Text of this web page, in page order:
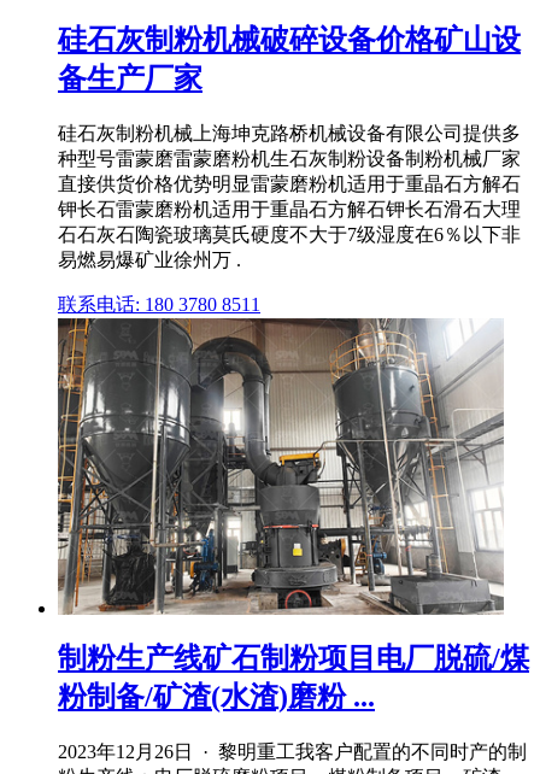
硅石灰制粉机械破碎设备价格矿山设
备生产厂家
硅石灰制粉机械上海坤克路桥机械设备有限公司提供多
种型号雷蒙磨雷蒙磨粉机生石灰制粉设备制粉机械厂家
直接供货价格优势明显雷蒙磨粉机适用于重晶石方解石
钾长石雷蒙磨粉机适用于重晶石方解石钾长石滑石大理
石石灰石陶瓷玻璃莫氏硬度不大于7级湿度在6％以下非
易燃易爆矿业徐州万 .
联系电话: 180 3780 8511
制粉生产线矿石制粉项目电厂脱硫/煤
粉制备/矿渣(水渣)磨粉 ...
2023年12月26日 · 黎明重工我客户配置的不同时产的制